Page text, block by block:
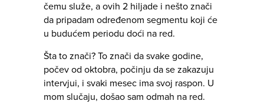
čemu služe, a ovih 2 hiljade i nešto znači
da pripadam određenom segmentu koji će
u budućem periodu doći na red.
Šta to znači? To znači da svake godine,
počev od oktobra, počinju da se zakazuju
intervjui, i svaki mesec ima svoj raspon. U
mom slučaju, došao sam odmah na red.